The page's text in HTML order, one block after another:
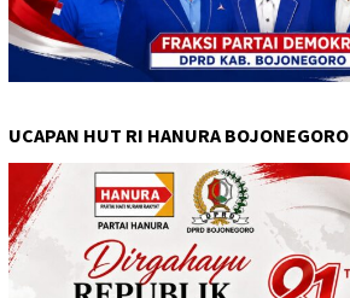
UCAPAN HUT RI HANURA BOJONEGORO